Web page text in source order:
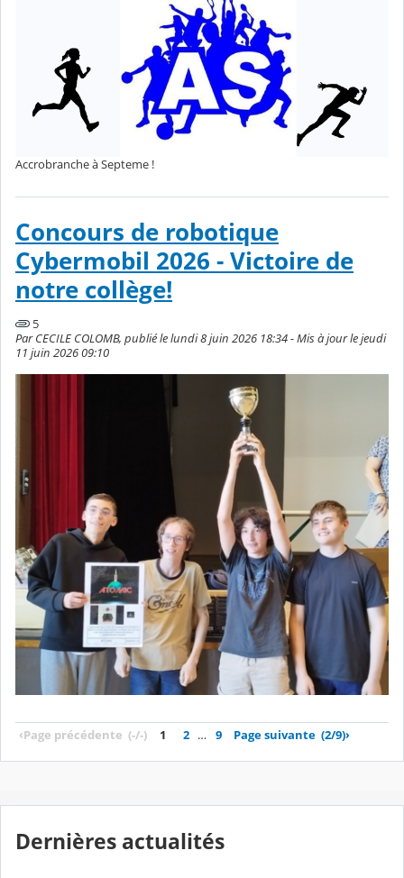
Accrobranche à Septeme !
Concours de robotique
Cybermobil 2026 - Victoire de
notre collège!
5
Par CECILE COLOMB, publié le lundi 8 juin 2026 18:34 - Mis à jour le jeudi
11 juin 2026 09:10
‹Page précédente (-/-) 1 2 … 9 Page suivante (2/9)›
Dernières actualités